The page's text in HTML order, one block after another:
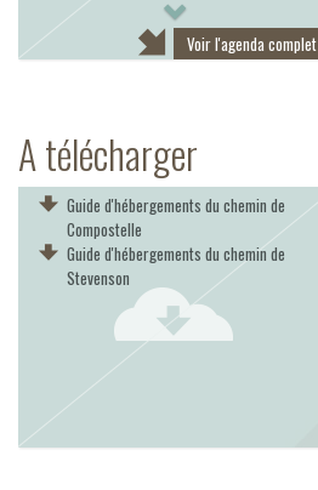
Voir l'agenda complet
A télécharger
Guide d'hébergements du chemin de
Compostelle
Guide d'hébergements du chemin de
Stevenson